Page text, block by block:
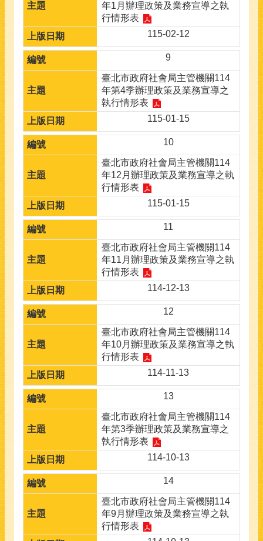
年1月辦理政策及業務宣導之執
行情形表
115-02-12
9
臺北市政府社會局主管機關114
年第4季辦理政策及業務宣導之
執行情形表
115-01-15
10
臺北市政府社會局主管機關114
年12月辦理政策及業務宣導之執
行情形表
115-01-15
11
臺北市政府社會局主管機關114
年11月辦理政策及業務宣導之執
行情形表
114-12-13
12
臺北市政府社會局主管機關114
年10月辦理政策及業務宣導之執
行情形表
114-11-13
13
臺北市政府社會局主管機關114
年第3季辦理政策及業務宣導之
執行情形表
114-10-13
14
臺北市政府社會局主管機關114
年9月辦理政策及業務宣導之執
行情形表